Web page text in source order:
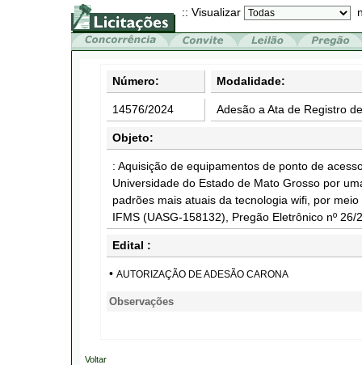
:: Visualizar
Número: Modalidade:
14576/2024 Adesão a Ata de Registro
Objeto:
: Aquisição de equipamentos de ponto de
Universidade do Estado de Mato Grosso por
padrões mais atuais da tecnologia wifi, por
IFMS (UASG-158132), Pregão Eletrônico nº
Edital :
• AUTORIZAÇÃO DE ADESÃO CARONA
Observações
Voltar